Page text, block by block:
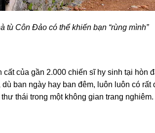
tù Côn Đảo có thể khiến bạn “rùng mình”
của gần 2.000 chiến sĩ hy sinh tại hòn
ban ngày hay ban đêm, luôn luôn có
thái trong một không gian trang nghiêm.